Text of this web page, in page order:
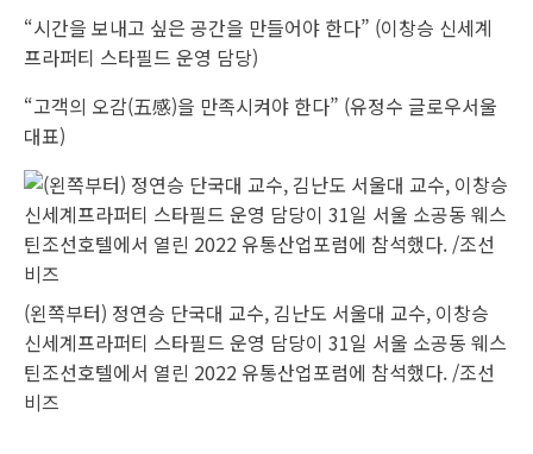
“시간을 보내고 싶은 공간을 만들어야 한다” (이창승 신세계
프라퍼티 스타필드 운영 담당)
“고객의 오감(五感)을 만족시켜야 한다” (유정수 글로우서울
대표)
(왼쪽부터) 정연승 단국대 교수, 김난도 서울대 교수, 이창승
신세계프라퍼티 스타필드 운영 담당이 31일 서울 소공동 웨스
틴조선호텔에서 열린 2022 유통산업포럼에 참석했다. /조선
비즈